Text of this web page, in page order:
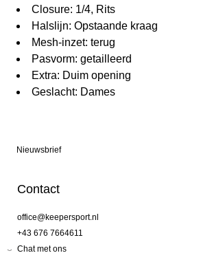
Closure: 1/4, Rits
Halslijn: Opstaande kraag
Mesh-inzet: terug
Pasvorm: getailleerd
Extra: Duim opening
Geslacht: Dames
Nieuwsbrief
Contact
office@keepersport.nl
+43 676 7664611
Chat met ons